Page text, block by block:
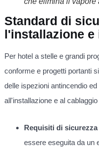
Standard di
l'installazione e
Per hotel a stelle e grandi
conforme e progetti portanti
delle ispezioni antincendio
all'installazione e al
Requisiti di
essere eseguita da un